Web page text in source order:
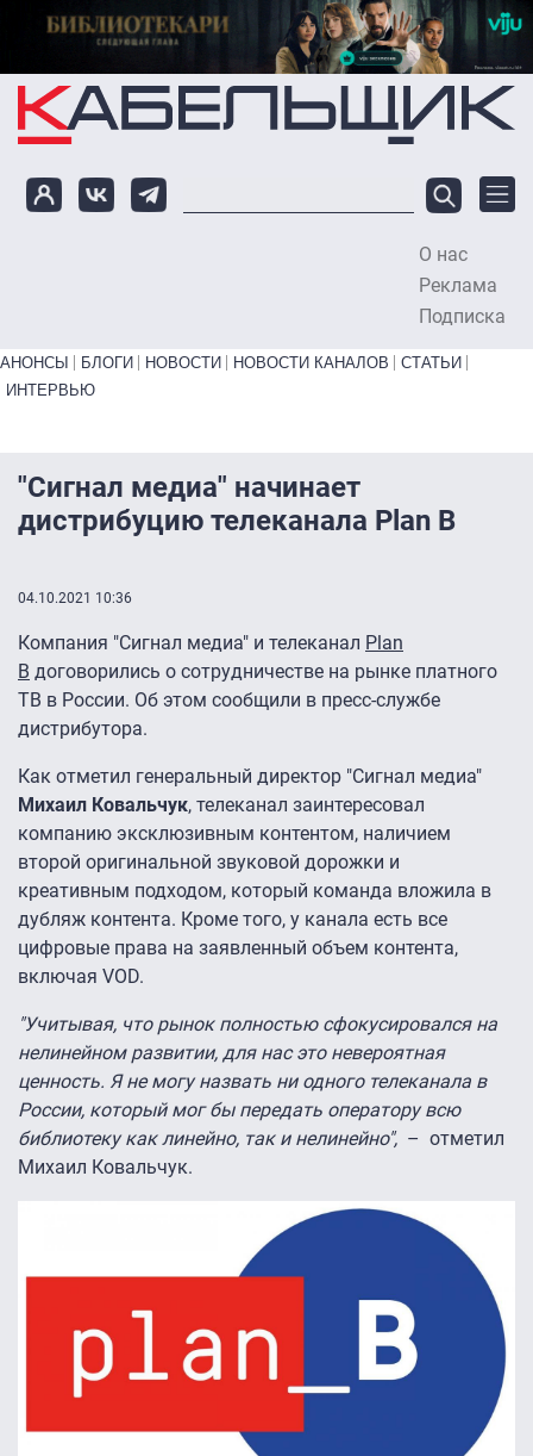
Перейти к основному содержанию
О нас
Реклама
Подписка
Primary links bottom
АНОНСЫ БЛОГИ НОВОСТИ НОВОСТИ КАНАЛОВ
СТАТЬИ
ИНТЕРВЬЮ
"Сигнал медиа" начинает
дистрибуцию телеканала Plan B
04.10.2021 10:36
Компания "Сигнал медиа" и телеканал Plan
B договорились о сотрудничестве на рынке платного
ТВ в России. Об этом сообщили в пресс-службе
дистрибутора.
Как отметил генеральный директор "Сигнал медиа"
Михаил Ковальчук, телеканал заинтересовал
компанию эксклюзивным контентом, наличием
второй оригинальной звуковой дорожки и
креативным подходом, который команда вложила в
дубляж контента. Кроме того, у канала есть все
цифровые права на заявленный объем контента,
включая VOD.
"Учитывая, что рынок полностью сфокусировался на
нелинейном развитии, для нас это невероятная
ценность. Я не могу назвать ни одного телеканала в
России, который мог бы передать оператору всю
библиотеку как линейно, так и нелинейно", – отметил
Михаил Ковальчук.